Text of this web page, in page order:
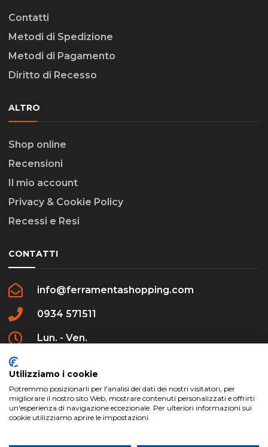
Contatti
Metodi di Spedizione
Metodi di Pagamento
Diritto di Recesso
ALTRO
Shop online
Recensioni
Il mio account
Privacy & Cookie Policy
Recessi e Resi
CONTATTI
info@ferramentashopping.com
0934 571511
Lun. - Ven.
Utilizziamo i cookie
Potremmo posizionarli per l'analisi dei dati dei nostri visitatori, per
migliorare il nostro sito Web, mostrare contenuti personalizzati e offrirti
un'esperienza di navigazione eccezionale. Per ulteriori informazioni sui
cookie utilizziamo aprire le impostazioni.